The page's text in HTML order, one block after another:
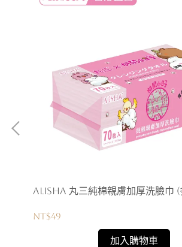
AliSHA 丸三純棉親膚加厚洗臉
NT$49
加入購物車